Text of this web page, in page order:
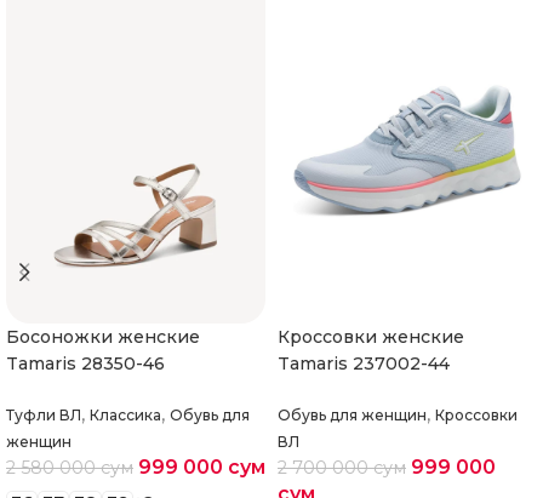
Босоножки женские
Tamaris 28350-46
Туфли ВЛ, Классика, Обувь для
женщин
2 580 000сум 999 000 сум
Кроссовки женские
Tamaris 237002-44
Обувь для женщин, Кроссовки
ВЛ
2 700 000сум 999 000